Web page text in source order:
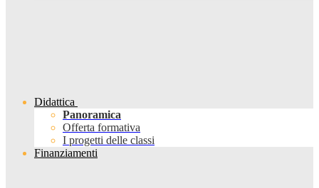
Didattica
Panoramica
Offerta formativa
I progetti delle classi
Finanziamenti